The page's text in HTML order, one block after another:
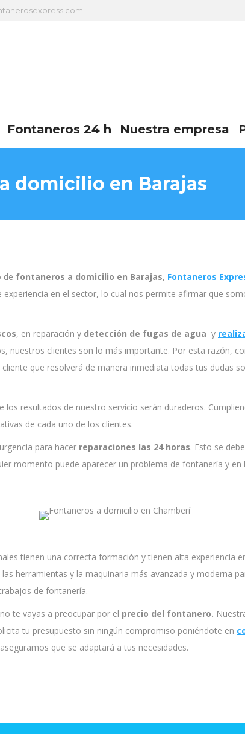
Fontaneros 24 h Nuestra empresa
domicilio en Barajas
de fontaneros a domicilio en Barajas, Fontaneros
experiencia en el sector, lo cual nos permite afirmar que
, en reparación y detección de fugas de agua y
nuestros clientes son lo más importante. Por esta razón,
que resolverá de manera inmediata todas tus dudas
los resultados de nuestro servicio serán duraderos.
de cada uno de los clientes.
para hacer reparaciones las 24 horas. Esto se
momento puede aparecer un problema de fontanería y en
tienen una correcta formación y tienen alta experiencia
herramientas y la maquinaria más avanzada y moderna
de fontanería.
te vayas a preocupar por el precio del fontanero.
tu presupuesto sin ningún compromiso poniéndote en
que se adaptará a tus necesidades.